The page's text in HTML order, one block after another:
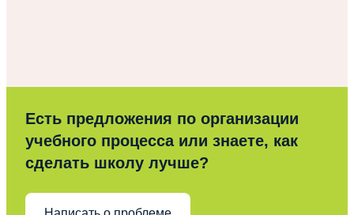
Есть предложения по организации
учебного процесса или знаете, как
сделать школу лучше?